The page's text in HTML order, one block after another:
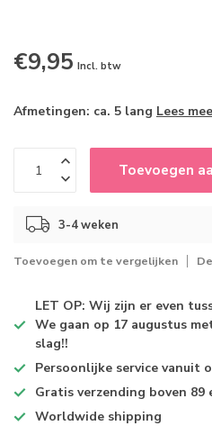
€9,95 Incl. btw
Afmetingen: ca. 5 lang Lees
Toevoegen
3-4 weken
Toevoegen om te vergelijken
LET OP: Wij zijn er even
We gaan op 17 augustus
slag!!
Persoonlijke service vanuit
Gratis verzending boven 89
Worldwide shipping